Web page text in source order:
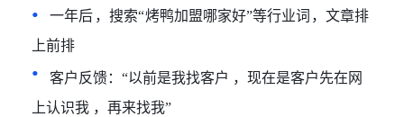
•一年后 ，搜索“烤鸭加盟哪家好”等行业词 ，文章排
上前排
•客户反馈：“以前是我找客户 ，现在是客户先在网
上认识我 ，再来找我”